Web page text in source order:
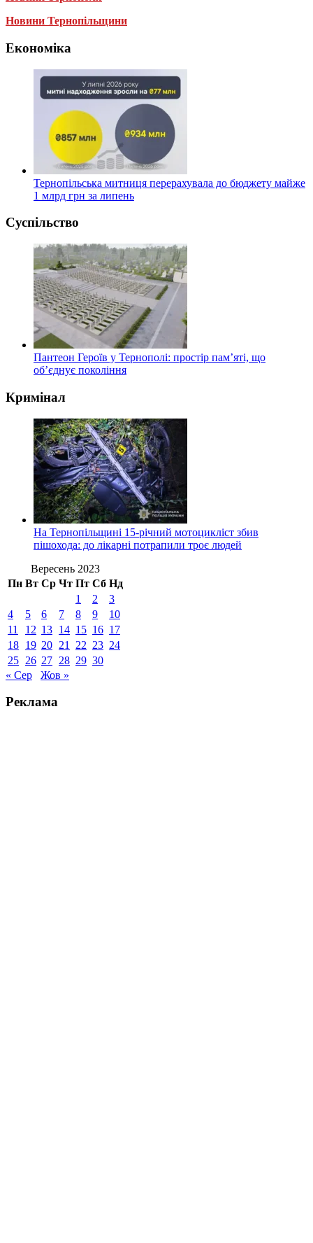
Новини Тернопільщини
Економіка
Тернопільська митниця перерахувала до бюджету майже
1 млрд грн за липень
Суспільство
Пантеон Героїв у Тернополі: простір пам’яті, що
об’єднує покоління
Кримінал
На Тернопільщині 15-річний мотоцикліст збив
пішохода: до лікарні потрапили троє людей
Вересень 2023
Пн Вт Ср Чт Пт Сб Нд
1
2
3
4
5 6 7 8 9
10
11
12 13 14 15 16 17
18 19 20 21 22 23 24
25 26 27 28 29 30
« Сер
Жов »
Реклама